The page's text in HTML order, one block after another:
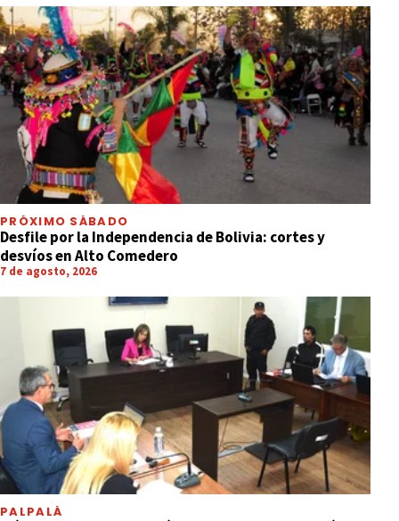
PRÓXIMO SÁBADO
Desfile por la Independencia de Bolivia: cortes y
desvíos en Alto Comedero
7 de agosto, 2026
PALPALÁ